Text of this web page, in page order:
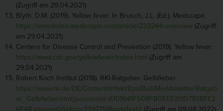
(Zugriff am 29.04.2021)
Blyth, D.M. (2019). Yellow fever. In Brusch, J.L. (Ed.), Medscape.
https://emedicine.medscape.com/article/232244-overview (Zugriff
am 29.04.2021)
Centers for Disease Control and Prevention (2019). Yellow fever.
https://www.cdc.gov/yellowfever/index.html (Zugriff am
29.04.2021)
Robert Koch Institut (2018). RKI-Ratgeber. Gelbfieber.
https://www.rki.de/DE/Content/Infekt/EpidBull/Merkblaetter/Ratgeb
er_Gelbfieber.html;jsessionid=A101641F508FB0EEE311D7938FE2
6E48.internet051#doc2397758bodyText2 (Zugriff am 09.08.2022)